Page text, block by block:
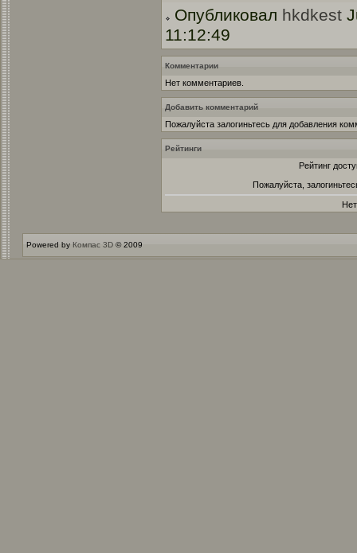
Опубликовал hkdkest
11:12:49
Комментарии
Нет комментариев.
Добавить комментарий
Пожалуйста залогиньтесь для добавления
Рейтинги
Рейтинг
Пожалуйста,
Powered by Компас 3D © 2009